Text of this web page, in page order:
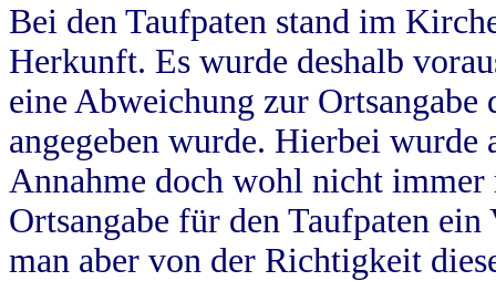
Bei den Taufpaten stand im
Herkunft. Es wurde deshalb
eine Abweichung zur
angegeben wurde. Hierbei wurde
Annahme doch wohl nicht
Ortsangabe für den Taufpaten
man aber von der Richtigkeit